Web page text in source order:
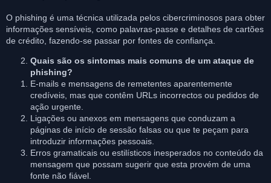
O phishing é uma técnica utilizada pelos cibercriminosos para obter
informações sensíveis, como palavras-passe e detalhes de cartões
de crédito, fazendo-se passar por fontes de confiança.
Quais são os sintomas mais comuns de um ataque de
phishing?
E-mails e mensagens de remetentes aparentemente
credíveis, mas que contêm URLs incorrectos ou pedidos de
ação urgente.
Ligações ou anexos em mensagens que conduzam a
páginas de início de sessão falsas ou que te peçam para
introduzir informações pessoais.
Erros gramaticais ou estilísticos inesperados no conteúdo da
mensagem que possam sugerir que esta provém de uma
fonte não fiável.